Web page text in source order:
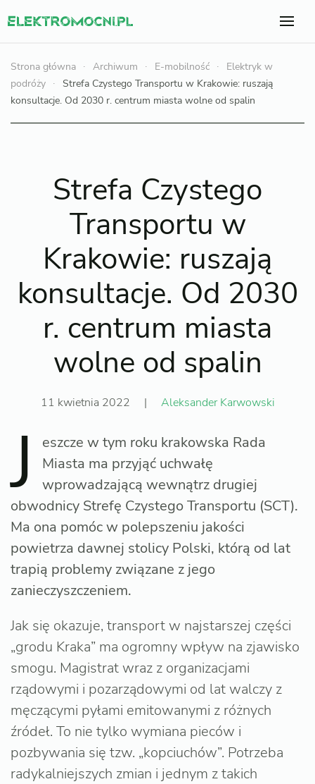
Strona główna Archiwum E-mobilność
Elektryk w
podróży
Strefa Czystego Transportu w Krakowie: ruszają
konsultacje. Od 2030 r. centrum miasta wolne od spalin
Strefa Czystego
Transportu w
Krakowie: ruszają
konsultacje. Od 2030
r. centrum miasta
wolne od spalin
11 kwietnia 2022 | Aleksander Karwowski
J
eszcze w tym roku krakowska Rada
Miasta ma przyjąć uchwałę
wprowadzającą wewnątrz drugiej
obwodnicy Strefę Czystego Transportu (SCT).
Ma ona pomóc w polepszeniu jakości
powietrza dawnej stolicy Polski, którą od lat
trapią problemy związane z jego
zanieczyszczeniem.
Jak się okazuje, transport w najstarszej części
„grodu Kraka” ma ogromny wpływ na zjawisko
smogu. Magistrat wraz z organizacjami
rządowymi i pozarządowymi od lat walczy z
męczącymi pyłami emitowanymi z różnych
źródeł. To nie tylko wymiana pieców i
pozbywania się tzw. „kopciuchów”. Potrzeba
radykalniejszych zmian i jednym z takich